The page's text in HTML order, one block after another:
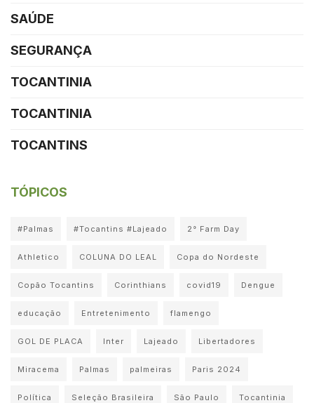
SAÚDE
SEGURANÇA
TOCANTINIA
TOCANTINIA
TOCANTINS
TÓPICOS
#Palmas #Tocantins #Lajeado 2° Farm Day
Athletico COLUNA DO LEAL Copa do Nordeste
Copão Tocantins Corinthians covid19 Dengue
educação Entretenimento flamengo
GOL DE PLACA Inter Lajeado Libertadores
Miracema Palmas palmeiras Paris 2024
Política Seleção Brasileira São Paulo Tocantinia